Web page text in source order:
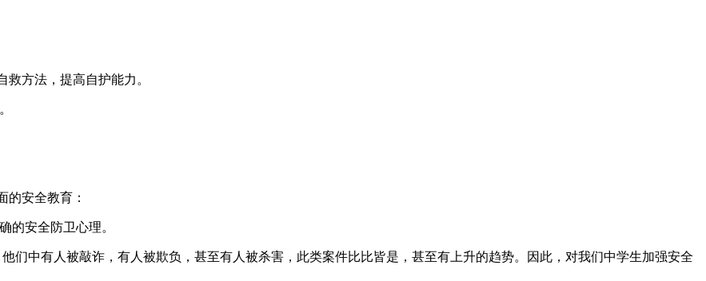
方法，提高自护能力。
的安全教育：
的安全防卫心理。
们中有人被敲诈，有人被欺负，甚至有人被杀害，此类案件比比皆是，甚至有上升的趋势。因此，对我们中学生加强安全